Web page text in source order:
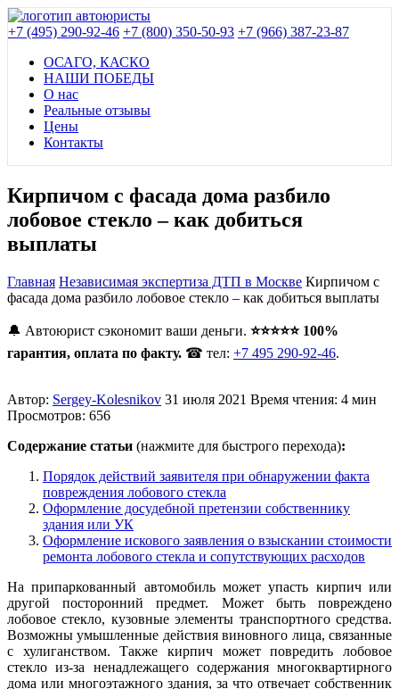
+7 (495) 290-92-46 +7 (800) 350-50-93 +7 (966) 387-23-87
ОСАГО, КАСКО
НАШИ ПОБЕДЫ
О нас
Реальные отзывы
Цены
Контакты
Кирпичом с фасада дома разбило
лобовое стекло – как добиться
выплаты
Главная Независимая экспертиза ДТП в Москве Кирпичом с
фасада дома разбило лобовое стекло – как добиться выплаты
🔔 Автоюрист сэкономит ваши деньги. ⭐⭐⭐⭐⭐ 100%
гарантия, оплата по факту. ☎ тел: +7 495 290-92-46.
Автор: Sergey-Kolesnikov 31 июля 2021 Время чтения: 4 мин
Просмотров: 656
Содержание статьи (нажмите для быстрого перехода):
Порядок действий заявителя при обнаружении факта
повреждения лобового стекла
Оформление досудебной претензии собственнику
здания или УК
Оформление искового заявления о взыскании стоимости
ремонта лобового стекла и сопутствующих расходов
На припаркованный автомобиль может упасть кирпич или
другой посторонний предмет. Может быть повреждено
лобовое стекло, кузовные элементы транспортного средства.
Возможны умышленные действия виновного лица, связанные
с хулиганством. Также кирпич может повредить лобовое
стекло из-за ненадлежащего содержания многоквартирного
дома или многоэтажного здания, за что отвечает собственник